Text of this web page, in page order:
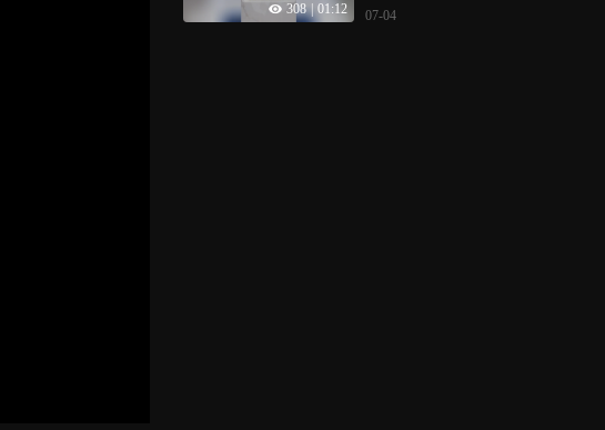
308 | 01:12 07-04